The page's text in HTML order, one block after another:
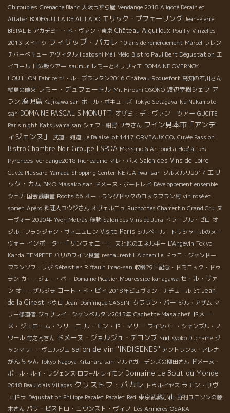
Chiroubles Grenache Blanc 大阪うずら屋 Vendange 2018 Aligoté Derain et
Altaber BODEGUILLA DE AL LADO エリック・プフェーリング Jean-Pierre
BISPALIE アカデミー・ド・ヴァン・東京 Château Aiguilloux Pouilly-Vinzelles
2013 スイーツ フィリップ・パカレ 10 ans de remerciement Marcel フレン
チバーベキュー アヴィタル Iidabqshi Méli Mélo Bistro Paul Bert Dégustation エ
イロール 日酒販ツアー saumur レミーとオリヴィエ DOMAINE OVERNOY
HOUILLON Fabrice セ・ル・プランタン2016 Château Roquefort 高知の石川さん
桜島の噴火 レミー・デュフェートル Mr. Hiroshi OSONO 渡辺幸樹シェフ ア
ラン 鹿児島 Kajikawa san ポール・ボキューズ Tokyo Setagaya-ku Nakamoto
san DOMAINE PASCAL SIMONUTTI オザミ・デ・ヴァン ツアー GUCITE
Paris night Katsuyama san シェフ・紺野 サラさん ワイン見本市「アンデ
ィジェンヌ」
武道・剣道 Le Balaise lot 1417 ORVEAUX CO. Cuvée Passion
Bistro Chambre Noir Groupe ESPOA Massimo & Antonella Hop'là Les
Pyrenees Vendange2018 Richeaume マレ・バス Salon des Vins de Loire
Cuvée Plussard Yamada Shopping Center NERJA Iwai san ソルスルリ2017 エリ
ック・カム BMO Masako san ドメーヌ・ボートレイ Développement ensemble
シェナ 国会議事堂 Roots 66 オー・ラングドックのロックブラン村 vin rosé et
somen Apéro 料理人ユウジさん オヴェルニュ Ruchottes Chamertin Grand Cru ヌ
ーヴォー 2020年 Yvon Metras 移動 Salon des Vins de Jura ドゥーブル・ゼロ オ
ジル・フランジャン・ヴィニュロン Visite Paris シルベール・トリシャールのヌー
ヴォー インポーター「サンフォニー」 天と地のエネルギー L'Angevin Tokyo
Kanda TEMPETE パリのワイン食堂 restaurent L'Alchemille ドゥニ・ジャンドー
フランソワ・リボ Sébastien Riffault Imao-san 収穫29回記念・ドミニック・ドゥ
ラン カー・ジェー・ベー Domaine Picatier Mouressipe kanagawa セ・ル・ヴァ
ン オー・ザルジラ コート・ド・ピィ 2018年ビュヴォン・ナチュール St Jean
de la Ginest ドウロ Jean-Dominique CASSINI クラウン・バー ジル・アザム マ
リー修道僧 ジュヴレイ・シャンベルタン2015年 Cachette Masa chef ドメー
ヌ・ジェローム・ソリーニ ル・モン・ド・マリー ワインバー・シャンブル・ノ
ワール 竹之内さん ドメーヌ・ジョルジュ・デコンブ Sud Kyoko Duchaîne ジ
ャンマリー・ヴェルジェ salon de vin ''INDIGENES'' アントワンヌ・アレナ
がんちゃん Tokyo Nagoya Kitahara san マルヤガーデンズの柳田さん ドメーヌ・
ポール・ルイ・ウジェンヌ ロワ−ル レイモン Domaine Le Bout du Monde
2018 Beaujolais Villages クリストフ・パカレ トゥルイヤス ラモン・サヴ
ェドラ Dégustation Philippe Pacalet Pacalet Red 東京武蔵小山 野村ユニソンの藤
木さん パリ・ビストロ・コワンスト・ヴィノ Les Armières OSAKA